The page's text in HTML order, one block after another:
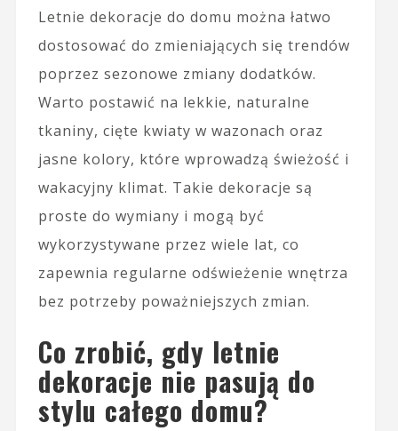
Letnie dekoracje do domu można łatwo
dostosować do zmieniających się trendów
poprzez sezonowe zmiany dodatków.
Warto postawić na lekkie, naturalne
tkaniny, cięte kwiaty w wazonach oraz
jasne kolory, które wprowadzą świeżość i
wakacyjny klimat. Takie dekoracje są
proste do wymiany i mogą być
wykorzystywane przez wiele lat, co
zapewnia regularne odświeżenie wnętrza
bez potrzeby poważniejszych zmian.
Co zrobić, gdy letnie
dekoracje nie pasują do
stylu całego domu?